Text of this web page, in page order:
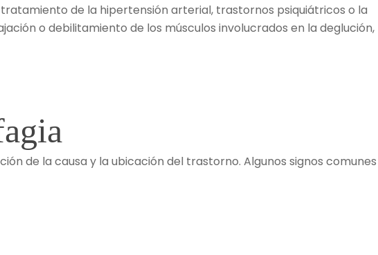
de la hipertensión arterial, trastornos psiquiátricos o la
o debilitamiento de los músculos involucrados en la deglución,
de la causa y la ubicación del trastorno. Algunos signos comunes